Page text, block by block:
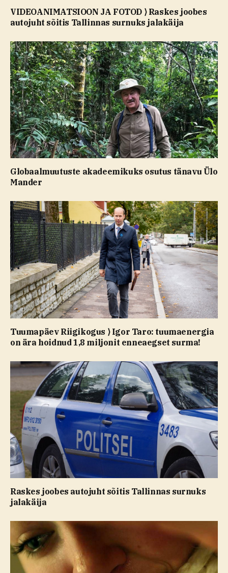
VIDEOANIMATSIOON JA FOTOD ⟩ Raskes joobes
autojuht sõitis Tallinnas surnuks jalakäija
Globaalmuutuste akadeemikuks osutus tänavu Ülo
Mander
Tuumapäev Riigikogus ⟩ Igor Taro: tuumaenergia
on ära hoidnud 1,8 miljonit enneaegset surma!
Raskes joobes autojuht sõitis Tallinnas surnuks
jalakäija